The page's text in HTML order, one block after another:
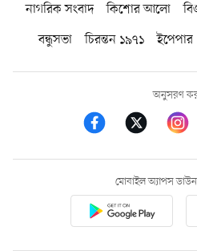
নাগরিক সংবাদ কিশোর আলো
বন্ধুসভা
চিরন্তন ১৯৭১ ইপেপার
অনুসরণ
মোবাইল অ্যাপস